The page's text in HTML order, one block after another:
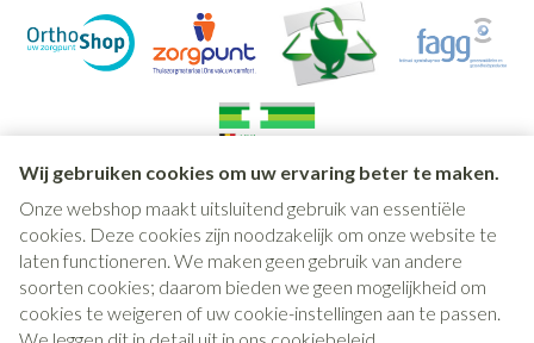
Wij gebruiken cookies om uw ervaring beter te maken.
Onze webshop maakt uitsluitend gebruik van essentiële
cookies. Deze cookies zijn noodzakelijk om onze website te
laten functioneren. We maken geen gebruik van andere
soorten cookies; daarom bieden we geen mogelijkheid om
cookies te weigeren of uw cookie-instellingen aan te passen.
Juridische links